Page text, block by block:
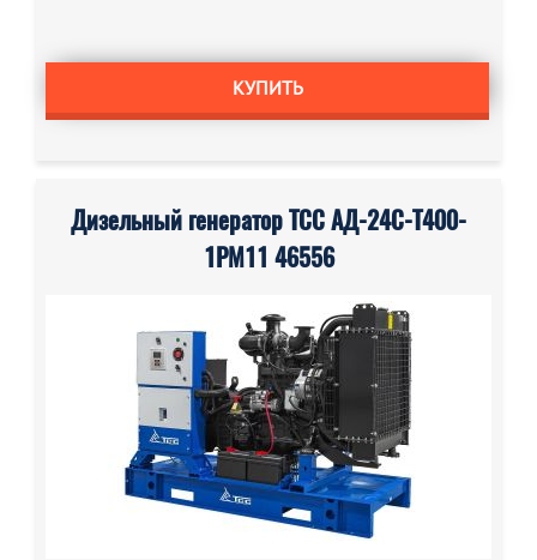
КУПИТЬ
Дизельный генератор ТСС АД-24С-Т400-
1РМ11 46556